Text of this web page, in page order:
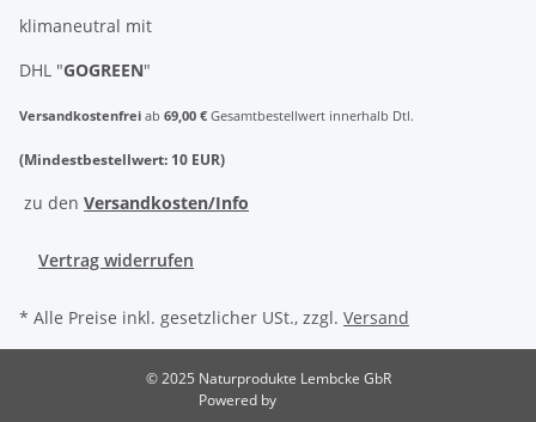
klimaneutral mit
DHL "GOGREEN"
Versandkostenfrei ab 69,00 € Gesamtbestellwert innerhalb Dtl.
(Mindestbestellwert: 10 EUR)
zu den Versandkosten/Info
Vertrag widerrufen
* Alle Preise inkl. gesetzlicher USt., zzgl. Versand
© 2025 Naturprodukte Lembcke GbR
Powered by